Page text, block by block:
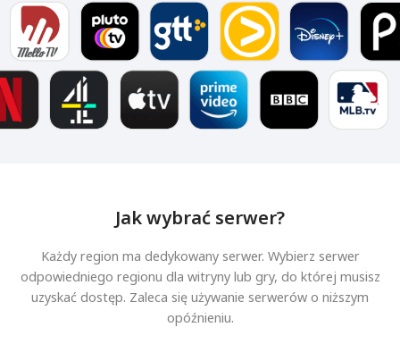
Jak wybrać serwer?
Każdy region ma dedykowany serwer. Wybierz serwer
odpowiedniego regionu dla witryny lub gry, do której musisz
uzyskać dostęp. Zaleca się używanie serwerów o niższym
opóźnieniu.